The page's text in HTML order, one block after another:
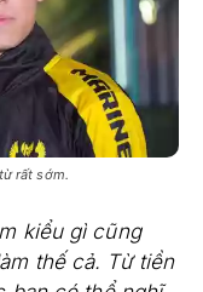
rất sớm.
kiểu gì cũng
thế cả. Từ tiền